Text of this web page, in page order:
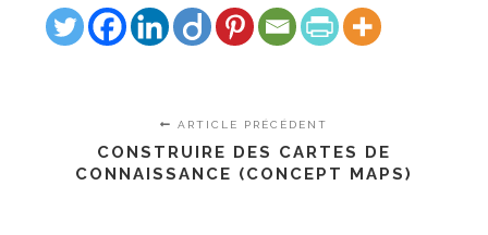
ARTICLE PRÉCÉDENT
CONSTRUIRE DES CARTES DE
CONNAISSANCE (CONCEPT MAPS)